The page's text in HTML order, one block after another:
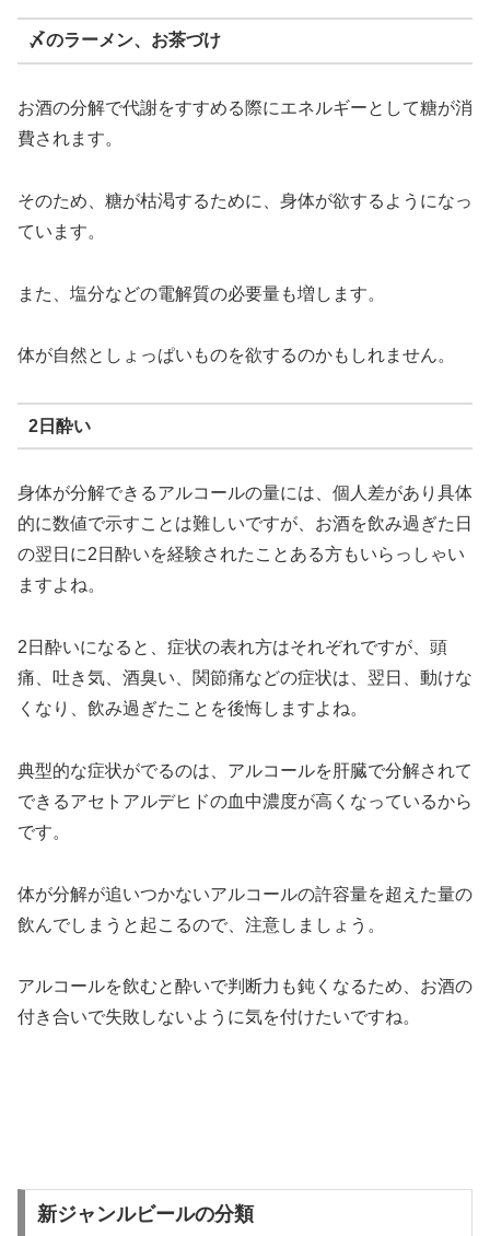
〆のラーメン、お茶づけ
お酒の分解で代謝をすすめる際にエネルギーとして糖が消
費されます。
そのため、糖が枯渇するために、身体が欲するようになっ
ています。
また、塩分などの電解質の必要量も増します。
体が自然としょっぱいものを欲するのかもしれません。
2日酔い
身体が分解できるアルコールの量には、個人差があり具体
的に数値で示すことは難しいですが、お酒を飲み過ぎた日
の翌日に2日酔いを経験されたことある方もいらっしゃい
ますよね。
2日酔いになると、症状の表れ方はそれぞれですが、頭
痛、吐き気、酒臭い、関節痛などの症状は、翌日、動けな
くなり、飲み過ぎたことを後悔しますよね。
典型的な症状がでるのは、アルコールを肝臓で分解されて
できるアセトアルデヒドの血中濃度が高くなっているから
です。
体が分解が追いつかないアルコールの許容量を超えた量の
飲んでしまうと起こるので、注意しましょう。
アルコールを飲むと酔いで判断力も鈍くなるため、お酒の
付き合いで失敗しないように気を付けたいですね。
新ジャンルビールの分類